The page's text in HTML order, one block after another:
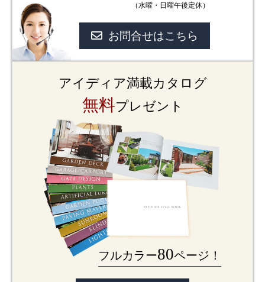
（水曜・日曜午後定休）
お問合せはこちら
アイディア満載カタログ
無料プレゼント
フルカラー80ページ！